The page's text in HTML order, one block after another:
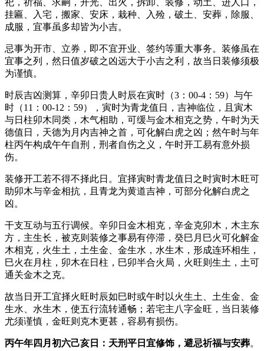
挂匾、入宅，搬家、安床，栽种、入殓，破土、安葬，除服、
成服，宜事虽多却皆为小吉。
忌事为开市、立券，即不宜开业、签约等重大事务。装修虽在
宜事之列，然日值岁破之凶远大于小吉之利，故当日装修须极
为谨慎。
时辰吉凶测算，辛卯日贵人时辰在寅时（3：00-4：59）与午
时（11：00-12：59），寅时为青龙值日，吉神临位，且寅木
与日柱卯木同类，木气相助，可缓与金木相克之势，午时为天
德值日，天德为月内吉神之首，可化解白虎之凶；然午时与年
柱丙午构成午午自刑，刑者自伤之义，午时开工易有意外损
伤。
装修开工若不得不择此日。宜择寅时青龙值日之时寅时木旺可
助卯木与辛金相抗，且青龙为黄道吉神，可部分化解白虎之
凶。
干支互动与五行调候。辛卯日金木相克，辛金克卯木，木主东
方，主生长，被克则装修之事易有停滞，癸巳月巳火可化解金
木相克，火生土，土生金、金生水，水生木，形成连环相生，
巳火在月柱，卯木在日柱，巳卯半合火局，火旺则生土，土可
通关金木之克。
故当日开工宜择火旺时辰如巳时或午时以火生土、土生金、金
生水、水生木，使五行流转通畅；若宅主八字金旺，当日装修
尤须谨慎，金旺则克木更甚，容易有损伤。
丙午年四月初六己亥日：天刑平日宜修饰，避忌祈福与安葬。